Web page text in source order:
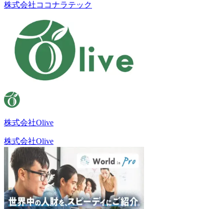
株式会社ココナラテック
株式会社Olive
株式会社Olive